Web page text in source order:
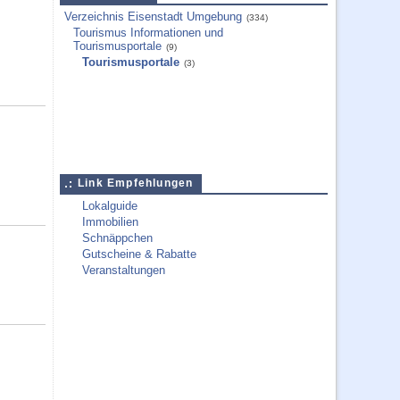
Verzeichnis Eisenstadt Umgebung (334)
Tourismus Informationen und
Tourismusportale (9)
Tourismusportale (3)
Link Empfehlungen
Lokalguide
Immobilien
Schnäppchen
Gutscheine & Rabatte
Veranstaltungen